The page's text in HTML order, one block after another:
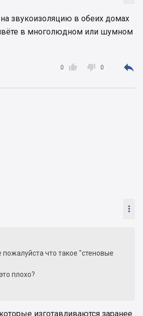
звукоизоляцию в обеих домах
в многолюдном или шумном

0  0 

пожалуйста что такое "стеновые
плохо?
изготавливаются заранее